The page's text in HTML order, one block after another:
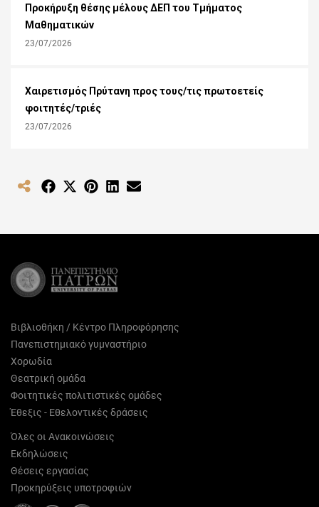
Προκήρυξη θέσης μέλους ΔΕΠ του Τμήματος
Μαθηματικών
23/07/2026
Χαιρετισμός Πρύτανη προς τους/τις πρωτοετείς
φοιτητές/τριές
23/07/2026
Share Share
(Twitter)
Share Share
Βιβλιοθήκη / Κέντρο Πληροφόρησης
Πανεπιστημιακό γυμναστήριο
Χορωδία
Θεατρική ομάδα
Φοιτητικές πολιτιστικές ομάδες
Έθεξις - Εθελοντικές δράσεις
Όλες οι Ανακοινώσεις
Εκδηλώσεις
Θέσεις εργασίας
Προκηρύξεις υποτροφιών